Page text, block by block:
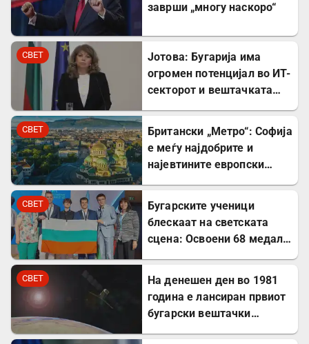
заврши „многу наскоро“
СВЕТ
Јотова: Бугарија има
огромен потенцијал во ИТ-
секторот и вештачката
СВЕТ
Британски „Метро“: Софија
е меѓу најдобрите и
најевтините европски
СВЕТ
Бугарските ученици
блескаат на светската
сцена: Освоени 68 медали
година
СВЕТ
На денешен ден во 1981
година е лансиран првиот
бугарски вештачки